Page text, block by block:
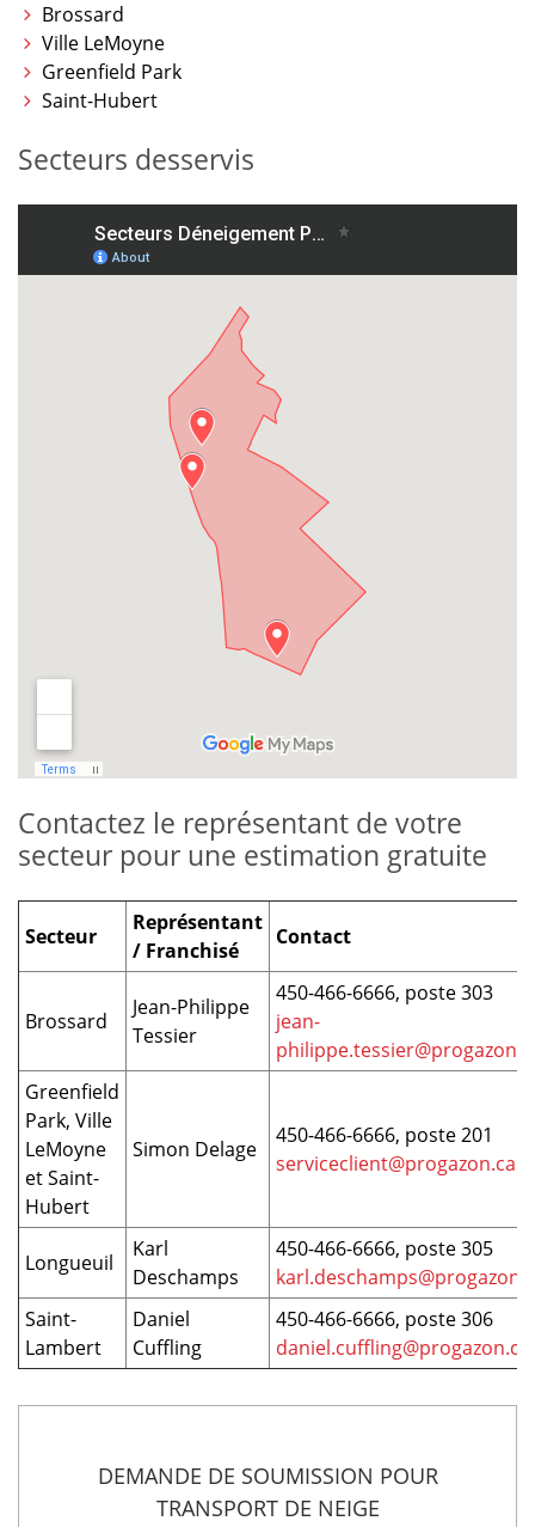
Brossard
Ville LeMoyne
Greenfield Park
Saint-Hubert
Secteurs desservis
Contactez le représentant de votre
secteur pour une estimation gratuite
Secteur
Représentant
/ Franchisé
Contact
Brossard
Jean-Philippe
Tessier
450-466-6666, poste 303
jean-
Greenfield
Park, Ville
LeMoyne
et Saint-
Hubert
Simon Delage
450-466-6666, poste 201
serviceclient@progazon.ca
Longueuil
Karl
Deschamps
450-466-6666, poste 305
Saint-
Lambert
Daniel
Cuffling
450-466-6666, poste 306
daniel.cuffling@progazon.ca
DEMANDE DE SOUMISSION POUR
TRANSPORT DE NEIGE